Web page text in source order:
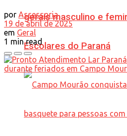
gerais masculino e
Escolares do Paraná
por Assessoria
19 de abril de 2025
em Geral
1 min read